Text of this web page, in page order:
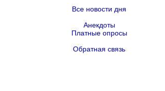
Все новости дня
Анекдоты
Платные опросы
Обратная связь